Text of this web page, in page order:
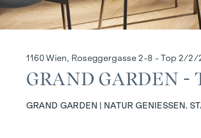
1160 Wien, Roseggergasse 2-8 - Top 2/
GRAND GARDEN -
GRAND GARDEN | NATUR GENIESSEN.